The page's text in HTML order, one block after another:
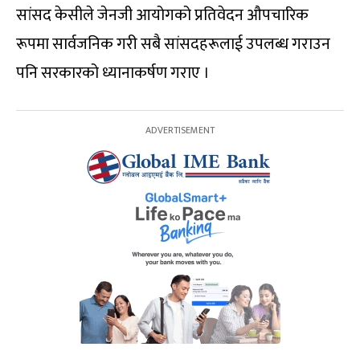
सांसद केसीले जेनजी आयोगको प्रतिवेदन औपचारिक
रूपमा सार्वजनिक गरी सबै सांसदहरूलाई उपलब्ध गराउन
पनि सरकारको ध्यानाकर्षण गराए ।